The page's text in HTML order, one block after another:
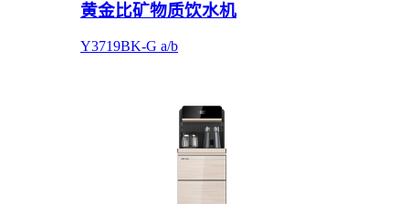
黄金比矿物质饮水机
Y3719BK-G a/b